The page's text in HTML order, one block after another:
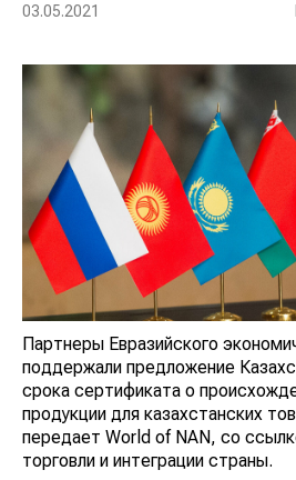
03.05.2021
Партнеры Евразийского
поддержали предложение
срока сертификата о
продукции для казахстанских
передает World of NAN, со
торговли и интеграции страны.